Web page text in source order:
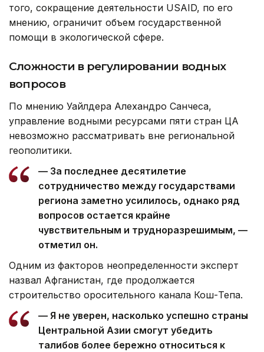
того, сокращение деятельности USAID, по его
мнению, ограничит объем государственной
помощи в экологической сфере.
Сложности в регулировании водных
вопросов
По мнению Уайлдера Алехандро Санчеса,
управление водными ресурсами пяти стран ЦА
невозможно рассматривать вне региональной
геополитики.
— За последнее десятилетие
сотрудничество между государствами
региона заметно усилилось, однако ряд
вопросов остается крайне
чувствительным и трудноразрешимым, —
отметил он.
Одним из факторов неопределенности эксперт
назвал Афганистан, где продолжается
строительство оросительного канала Кош-Тепа.
— Я не уверен, насколько успешно страны
Центральной Азии смогут убедить
талибов более бережно относиться к